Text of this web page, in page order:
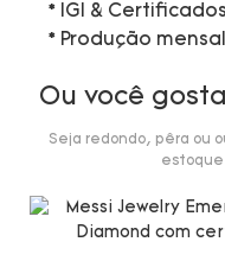
* IGI &
* Produção
Ou você
Seja redondo, pêra ou